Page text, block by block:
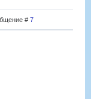
# 7